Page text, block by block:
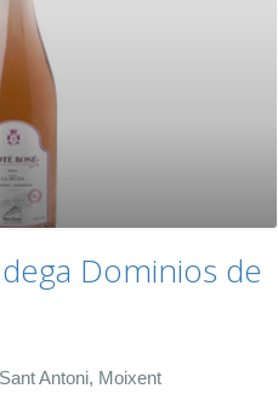
Dominios de
Antoni, Moixent